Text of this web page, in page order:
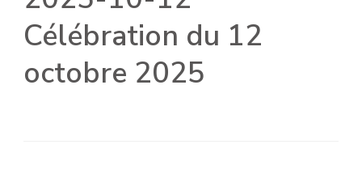
Célébration du 12
octobre 2025